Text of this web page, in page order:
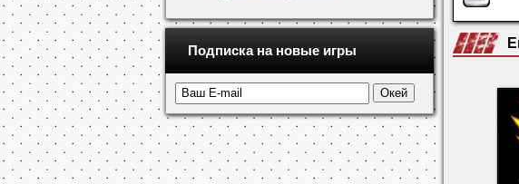
Подписка на новые игры